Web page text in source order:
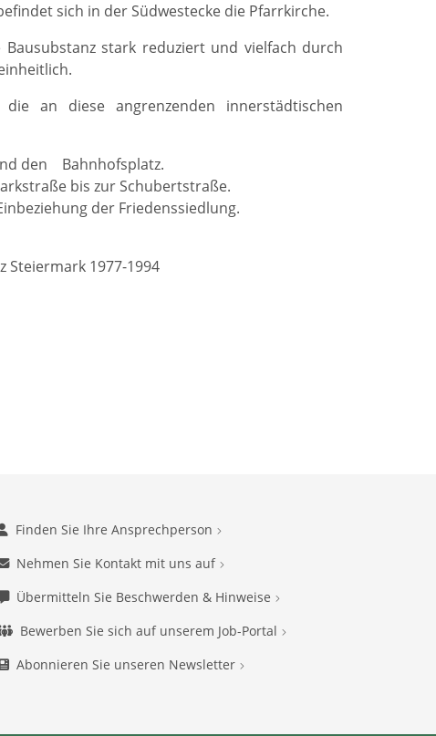
sich in der Südwestecke die Pfarrkirche.
stark reduziert und vielfach durch
an diese angrenzenden innerstädtischen
den Bahnhofsplatz.
bis zur Schubertstraße.
der Friedenssiedlung.
Steiermark 1977-1994
Finden Sie Ihre Ansprechperson
Nehmen Sie Kontakt mit uns auf
Übermitteln Sie Beschwerden & Hinweise
Bewerben Sie sich auf unserem Job-Portal
Abonnieren Sie unseren Newsletter